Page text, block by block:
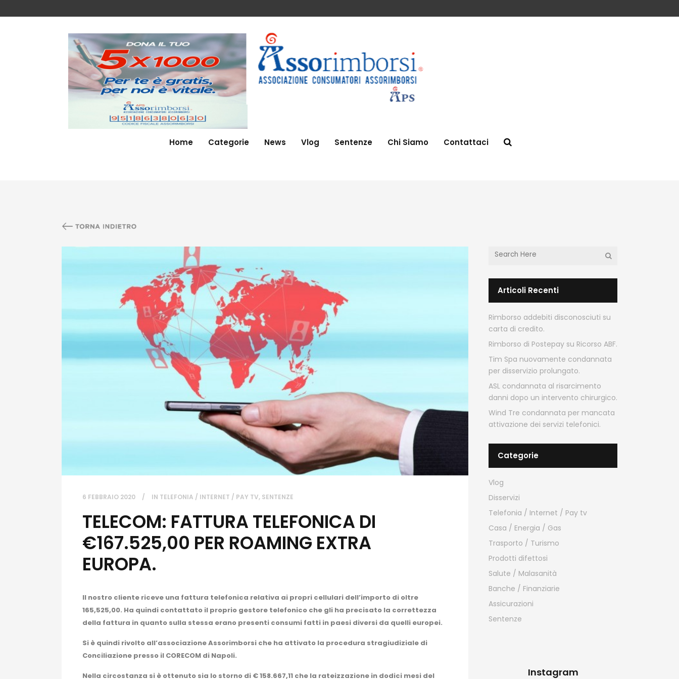
Home Categorie News Vlog Sentenze Chi Siamo Contattaci
6 FEBBRAIO 2020 IN TELEFONIA / INTERNET / PAY TV, SENTENZE
TELECOM: FATTURA TELEFONICA DI
€167.525,00 PER ROAMING EXTRA
EUROPA.
Il nostro cliente riceve una fattura telefonica relativa ai propri cellulari dell’importo di oltre
165,525,00. Ha quindi contattato il proprio gestore telefonico che gli ha precisato la correttezza
della fattura in quanto sulla stessa erano presenti consumi fatti in paesi diversi da quelli europei.
Si è quindi rivolto all’associazione Assorimborsi che ha attivato la procedura stragiudiziale di
Conciliazione presso il CORECOM di Napoli.
Nella circostanza si è ottenuto sia lo storno di € 158.667,11 che la rateizzazione in dodici mesi del
Articoli Recenti
Rimborso addebiti disconosciuti su
carta di credito.
Rimborso di Postepay su Ricorso ABF.
Tim Spa nuovamente condannata
per disservizio prolungato.
ASL condannata al risarcimento
danni dopo un intervento chirurgico.
Wind Tre condannata per mancata
attivazione dei servizi telefonici.
Categorie
Vlog
Disservizi
Telefonia / Internet / Pay tv
Casa / Energia / Gas
Trasporto / Turismo
Prodotti difettosi
Salute / Malasanità
Banche / Finanziarie
Assicurazioni
Sentenze
Instagram